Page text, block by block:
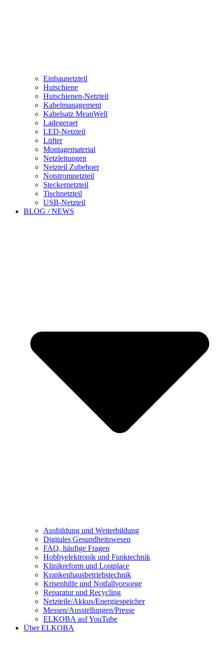
Einbaunetzteil
Hutschiene
Hutschienen-Netzteil
Kabelmanagement
Kabelsatz MeanWell
Ladegeraet
LED-Netzteil
Lüfter
Montagematerial
Netzleitungen
Netzteil Zubehoer
Notstromnetzteil
Steckernetzteil
Tischnetzteil
USB-Netzteil
BLOG / NEWS
Ausbildung und Weiterbildung
Digitales Gesundheitswesen
FAQ, häufige Fragen
Hobbyelektronik und Funktechnik
Klinikreform und Lostplace
Krankenhausbetriebstechnik
Krisenhilfe und Notfallvorsorge
Reparatur und Recycling
Netzteile/Akkus/Energiespeicher
Messen/Ausstellungen/Presse
ELKOBA auf YouTube
Über ELKOBA